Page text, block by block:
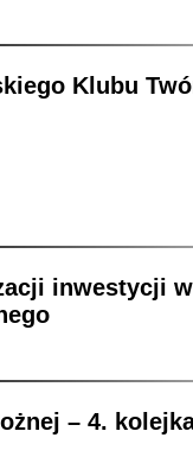
Klubu
inwestycji
– 4.